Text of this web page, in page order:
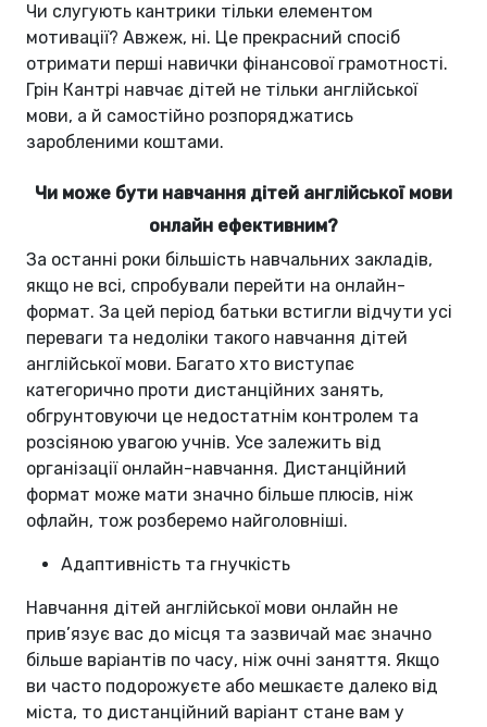
Чи слугують кантрики тільки елементом
мотивації? Авжеж, ні. Це прекрасний спосіб
отримати перші навички фінансової грамотності.
Грін Кантрі навчає дітей не тільки англійської
мови, а й самостійно розпоряджатись
заробленими коштами.
Чи може бути навчання дітей англійської мови
онлайн ефективним?
За останні роки більшість навчальних закладів,
якщо не всі, спробували перейти на онлайн-
формат. За цей період батьки встигли відчути усі
переваги та недоліки такого навчання дітей
англійської мови. Багато хто виступає
категорично проти дистанційних занять,
обгрунтовуючи це недостатнім контролем та
розсіяною увагою учнів. Усе залежить від
організації онлайн-навчання. Дистанційний
формат може мати значно більше плюсів, ніж
офлайн, тож розберемо найголовніші.
Адаптивність та гнучкість
Навчання дітей англійської мови онлайн не
прив’язує вас до місця та зазвичай має значно
більше варіантів по часу, ніж очні заняття. Якщо
ви часто подорожуєте або мешкаєте далеко від
міста, то дистанційний варіант стане вам у